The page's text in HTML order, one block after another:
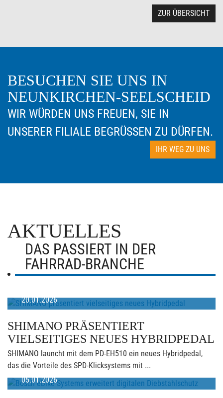
ZUR ÜBERSICHT
BESUCHEN SIE UNS IN
NEUNKIRCHEN-SEELSCHEID
WIR WÜRDEN UNS FREUEN, SIE IN
UNSERER FILIALE BEGRÜSSEN ZU DÜRFEN.
IHR WEG ZU UNS
AKTUELLES
DAS PASSIERT IN DER
FAHRRAD-BRANCHE
20.01.2026
SHIMANO PRÄSENTIERT
VIELSEITIGES NEUES HYBRIDPEDAL
SHIMANO launcht mit dem PD-EH510 ein neues Hybridpedal,
das die Vorteile des SPD-Klicksystems mit ...
05.01.2026